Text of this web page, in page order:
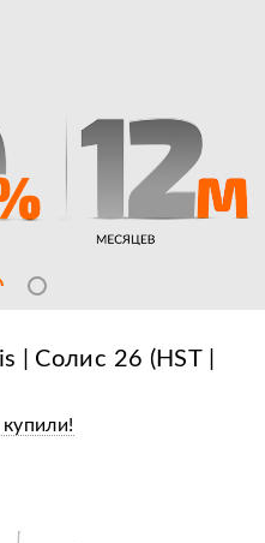
| Солис 26 (HST |